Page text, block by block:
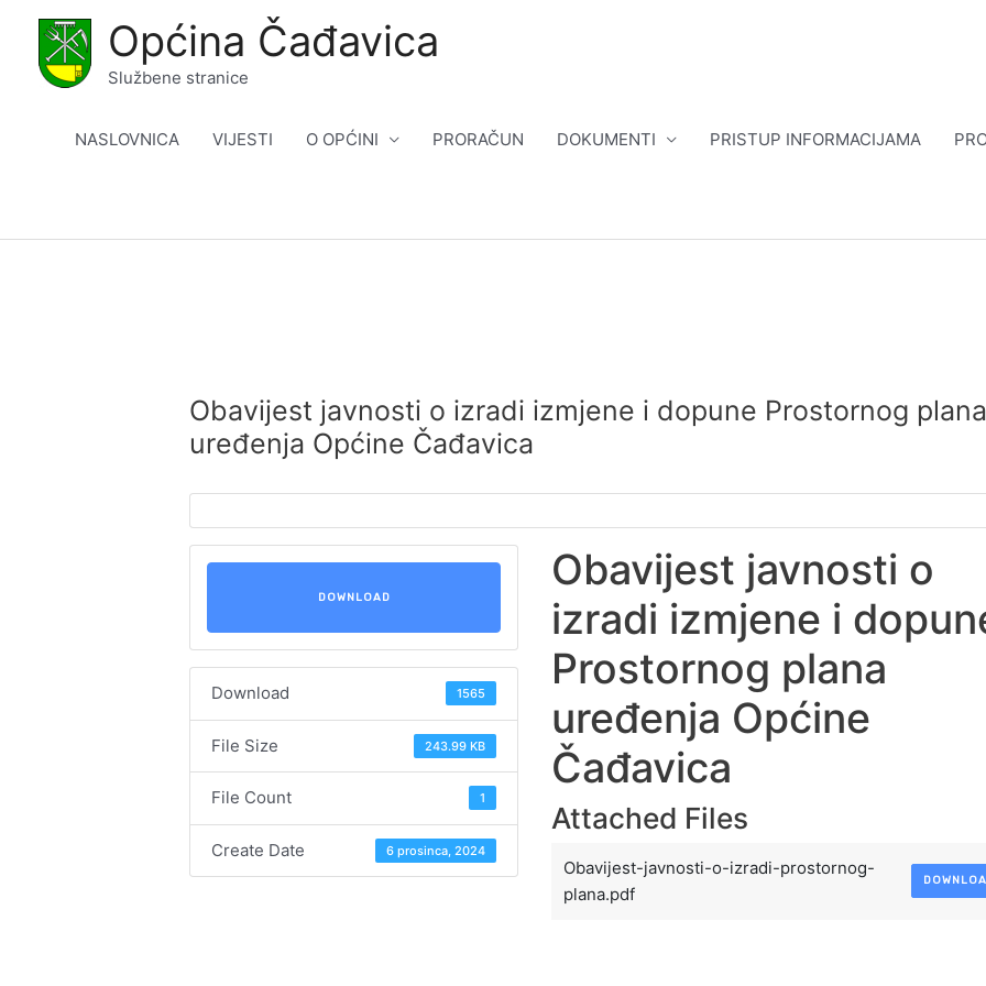
content
Općina Čađavica
Službene stranice
NASLOVNICA VIJESTI O OPĆINI PRORAČUN DOKUMENTI PRISTUP INFORMACIJAMA
Obavijest javnosti o izradi izmjene i dopune Prostornog plana
uređenja Općine Čađavica
DOWNLOAD
Download 1565
File Size 243.99 KB
File Count 1
Create Date 6 prosinca, 2024
Obavijest javnosti o
izradi izmjene i
Prostornog plana
uređenja Općine
Čađavica
Attached Files
Obavijest-javnosti-o-izradi-prostornog-
plana.pdf